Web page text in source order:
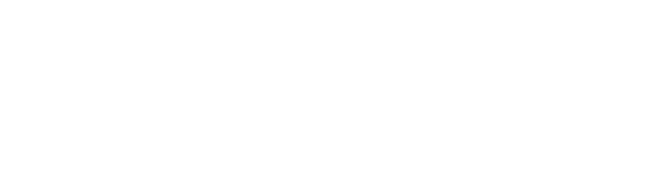
aktivity v rámci animačních programů.
sporty na pláži.